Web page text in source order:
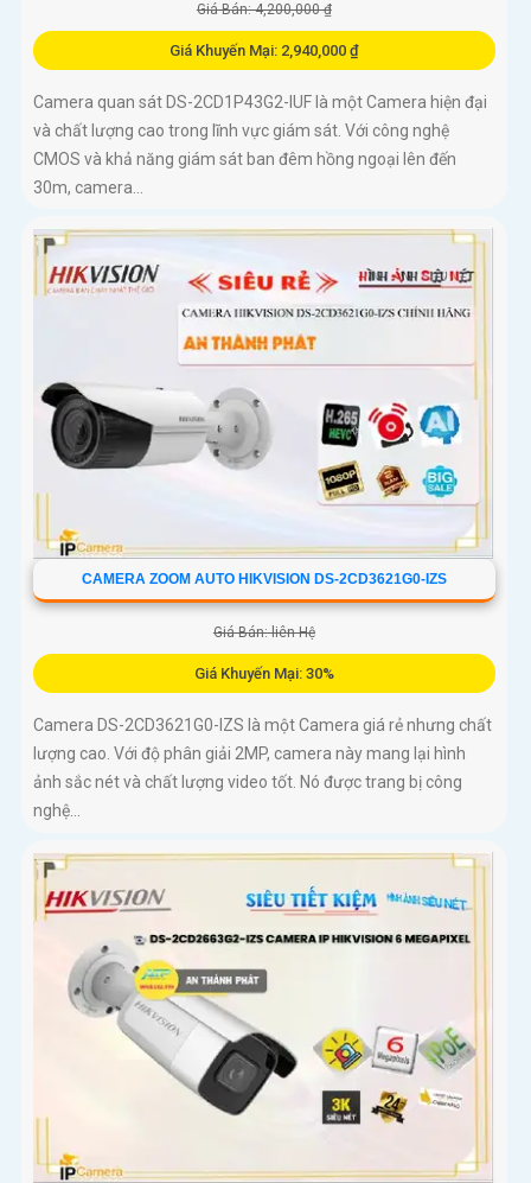
Giá Bán: 4,200,000 ₫
Giá Khuyến Mại: 2,940,000 ₫
Camera quan sát DS-2CD1P43G2-IUF là một Camera hiện đại
và chất lượng cao trong lĩnh vực giám sát. Với công nghệ
CMOS và khả năng giám sát ban đêm hồng ngoại lên đến
30m, camera...
CAMERA ZOOM AUTO HIKVISION DS-2CD3621G0-IZS
Giá Bán: liên Hệ
Giá Khuyến Mại: 30%
Camera DS-2CD3621G0-IZS là một Camera giá rẻ nhưng chất
lượng cao. Với độ phân giải 2MP, camera này mang lại hình
ảnh sắc nét và chất lượng video tốt. Nó được trang bị công
nghệ...